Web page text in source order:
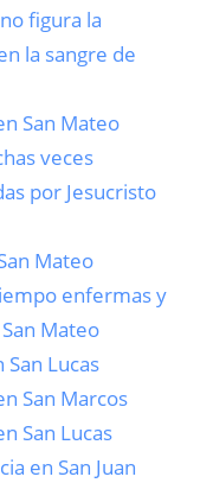
figura la
la sangre de
San Mateo
veces
por Jesucristo
Mateo
enfermas y
Mateo
Lucas
San Marcos
San Lucas
en San Juan